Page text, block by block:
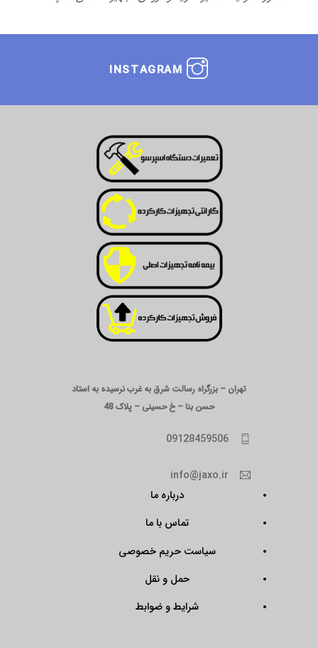
INSTAGRAM
تهران – بزرگراه رسالت شرق به غرب نرسیده به استاد
حسن بنا – خ حسینی – پلاک 48
09128459506
info@jaxo.ir
درباره ما
تماس با ما
سیاست حریم خصوصی
حمل و نقل
شرایط و ضوابط